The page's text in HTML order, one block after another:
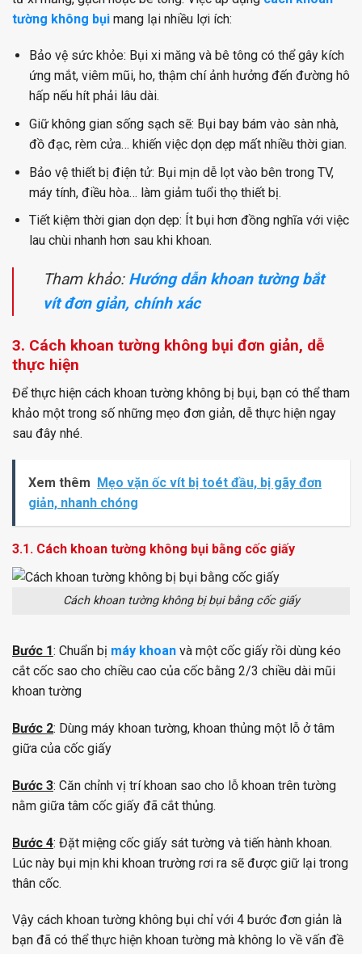
tường không bụi mang lại nhiều lợi ích:
Bảo vệ sức khỏe: Bụi xi măng và bê tông có thể gây kích
ứng mắt, viêm mũi, ho, thậm chí ảnh hưởng đến đường hô
hấp nếu hít phải lâu dài.
Giữ không gian sống sạch sẽ: Bụi bay bám vào sàn nhà,
đồ đạc, rèm cửa… khiến việc dọn dẹp mất nhiều thời gian.
Bảo vệ thiết bị điện tử: Bụi mịn dễ lọt vào bên trong TV,
máy tính, điều hòa… làm giảm tuổi thọ thiết bị.
Tiết kiệm thời gian dọn dẹp: Ít bụi hơn đồng nghĩa với việc
lau chùi nhanh hơn sau khi khoan.
Tham khảo: Hướng dẫn khoan tường bắt
vít đơn giản, chính xác
3. Cách khoan tường không bụi đơn giản, dễ
thực hiện
Để thực hiện cách khoan tường không bị bụi, bạn có thể tham
khảo một trong số những mẹo đơn giản, dễ thực hiện ngay
sau đây nhé.
Xem thêm
Mẹo vặn ốc vít bị toét đầu, bị gãy đơn
giản, nhanh chóng
3.1. Cách khoan tường không bụi bằng cốc giấy
Cách khoan tường không bị bụi bằng cốc giấy
Bước 1: Chuẩn bị máy khoan và một cốc giấy rồi dùng kéo
cắt cốc sao cho chiều cao của cốc bằng 2/3 chiều dài mũi
khoan tường
Bước 2: Dùng máy khoan tường, khoan thủng một lỗ ở tâm
giữa của cốc giấy
Bước 3: Căn chỉnh vị trí khoan sao cho lỗ khoan trên tường
nằm giữa tâm cốc giấy đã cắt thủng.
Bước 4: Đặt miệng cốc giấy sát tường và tiến hành khoan.
Lúc này bụi mịn khi khoan trường rơi ra sẽ được giữ lại trong
thân cốc.
Vậy cách khoan tường không bụi chỉ với 4 bước đơn giản là
bạn đã có thể thực hiện khoan tường mà không lo về vấn đề